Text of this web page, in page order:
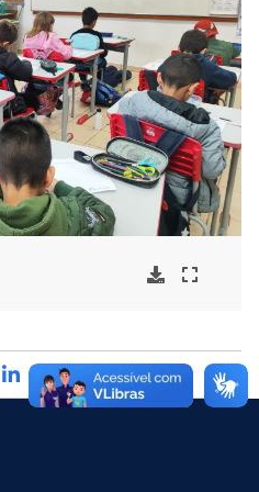
por Facebook
Compartilhe por Twitter
Compartilhe por
Compartilhe por
link para Copiar